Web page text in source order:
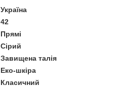
Україна
42
Прямі
Сірий
Завищена талія
Еко-шкіра
Класичний